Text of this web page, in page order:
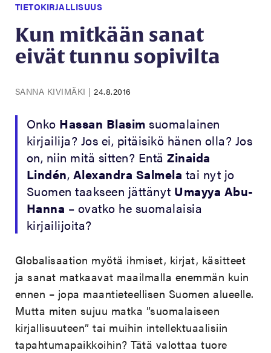
TIETOKIRJALLISUUS
Kun mitkään sanat
eivät tunnu sopivilta
SANNA KIVIMÄKI |24.8.2016
Onko Hassan Blasim suomalainen
kirjailija? Jos ei, pitäisikö hänen olla? Jos
on, niin mitä sitten? EntäZinaida
Lindén, Alexandra Salmela tai nyt jo
Suomen taakseen jättänyt Umayya Abu-
Hanna – ovatko he suomalaisia
kirjailijoita?
Globalisaation myötä ihmiset, kirjat, käsitteet
ja sanat matkaavat maailmalla enemmän kuin
ennen – jopa maantieteellisen Suomen alueelle.
Mutta miten sujuu matka ”suomalaiseen
kirjallisuuteen” tai muihin intellektuaalisiin
tapahtumapaikkoihin? Tätä valottaa tuore